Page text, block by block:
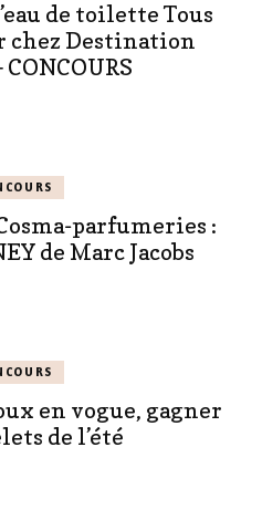
de toilette Tous
chez Destination
parfumeries :
de Marc Jacobs
en vogue, gagner
de l’été